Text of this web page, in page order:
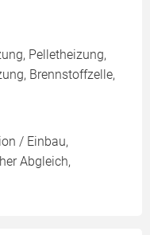
Pelletheizung,
Brennstoffzelle,
/ Einbau,
Abgleich,